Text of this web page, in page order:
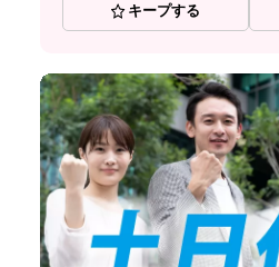
キープする